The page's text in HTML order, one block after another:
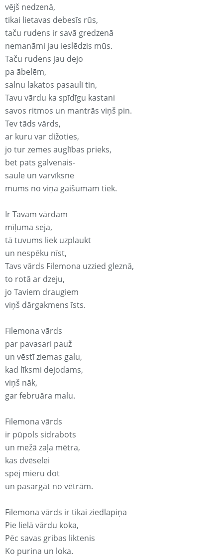
vējš nedzenā,
tikai lietavas debesīs rūs,
taču rudens ir savā gredzenā
nemanāmi jau ieslēdzis mūs.
Taču rudens jau dejo
pa ābelēm,
salnu lakatos pasauli tin,
Tavu vārdu ka spīdīgu kastani
savos ritmos un mantrās viņš pin.
Tev tāds vārds,
ar kuru var dižoties,
jo tur zemes auglības prieks,
bet pats galvenais-
saule un varvīksne
mums no viņa gaišumam tiek.
Ir Tavam vārdam
mīļuma seja,
tā tuvums liek uzplaukt
un nespēku nīst,
Tavs vārds Filemona uzzied gleznā,
to rotā ar dzeju,
jo Taviem draugiem
viņš dārgakmens īsts.
Filemona vārds
par pavasari pauž
un vēstī ziemas galu,
kad līksmi dejodams,
viņš nāk,
gar februāra malu.
Filemona vārds
ir pūpols sidrabots
un mežā zaļa mētra,
kas dvēselei
spēj mieru dot
un pasargāt no vētrām.
Filemona vārds ir tikai ziedlapiņa
Pie lielā vārdu koka,
Pēc savas gribas liktenis
Ko purina un loka.